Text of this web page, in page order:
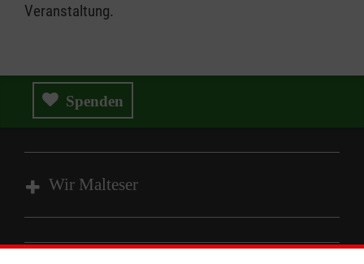
Veranstaltung.
Spenden
Wir Malteser
Fachbereich Ausbildung